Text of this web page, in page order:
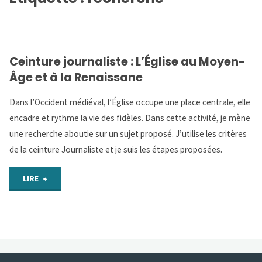
Ceinture journaliste : L’Église au Moyen-
Âge et à la Renaissane
Dans l’Occident médiéval, l’Église occupe une place centrale, elle
encadre et rythme la vie des fidèles. Dans cette activité, je mène
une recherche aboutie sur un sujet proposé. J’utilise les critères
de la ceinture Journaliste et je suis les étapes proposées.
LIRE
L’Église